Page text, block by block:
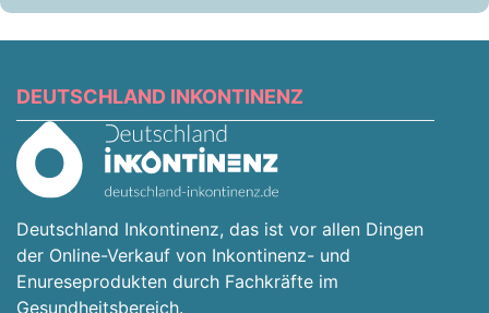
DEUTSCHLAND INKONTINENZ
Deutschland Inkontinenz, das ist vor allen Dingen
der Online-Verkauf von Inkontinenz- und
Enureseprodukten durch Fachkräfte im
Gesundheitsbereich.